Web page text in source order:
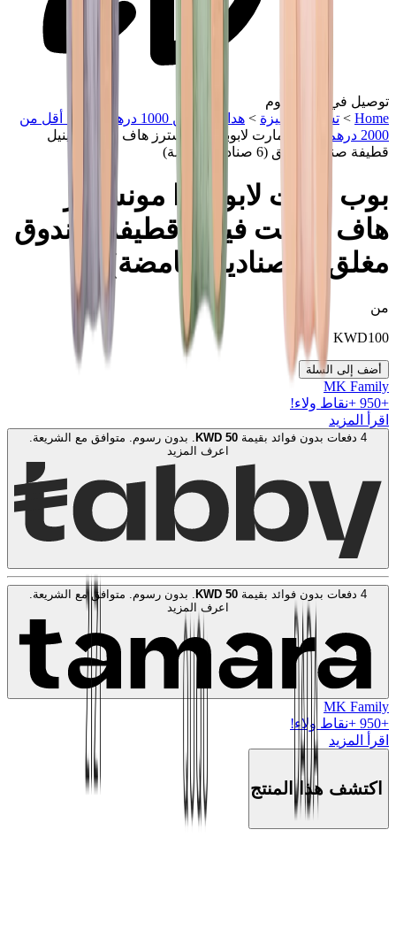
توصيل في نفس اليوم
Home
> تشكيلة مميزة > هدايا أقل من 1000 درهم
هدايا أقل من
2000 درهم
بوب مارت لابوبو ذا مونسترز هاف أ سيت فينيل
قطيفة صندوق مغلق (6 صناديق غامضة)
بوب مارت لابوبو ذا مونسترز
هاف أ سيت فينيل قطيفة صندوق
مغلق (6 صناديق غامضة)
من
KWD100
أضف إلى السلة
MK Family
+
950 +نقاط ولاء!
اقرأ المزيد
4 دفعات بدون فوائد بقيمة KWD 50
. بدون رسوم. متوافق مع الشريعة.
اعرف المزيد
4 دفعات بدون فوائد بقيمة KWD 50
. بدون رسوم. متوافق مع الشريعة.
اعرف المزيد
MK Family
+
950 +نقاط ولاء!
اقرأ المزيد
اكتشف هذا المنتج